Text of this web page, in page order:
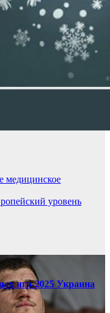
медицинское
уровень
игр-2025 Украина